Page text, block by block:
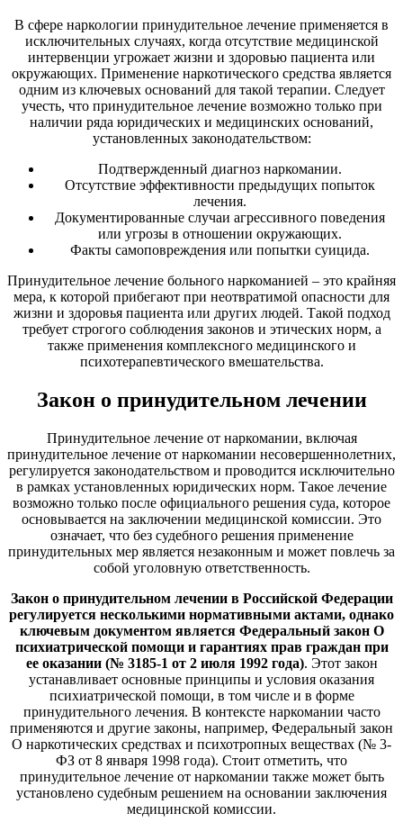
В сфере наркологии принудительное лечение применяется в
исключительных случаях, когда отсутствие медицинской
интервенции угрожает жизни и здоровью пациента или
окружающих. Применение наркотического средства является
одним из ключевых оснований для такой терапии. Следует
учесть, что принудительное лечение возможно только при
наличии ряда юридических и медицинских оснований,
установленных законодательством:
Подтвержденный диагноз наркомании.
Отсутствие эффективности предыдущих попыток
лечения.
Документированные случаи агрессивного поведения
или угрозы в отношении окружающих.
Факты самоповреждения или попытки суицида.
Принудительное лечение больного наркоманией – это крайняя
мера, к которой прибегают при неотвратимой опасности для
жизни и здоровья пациента или других людей. Такой подход
требует строгого соблюдения законов и этических норм, а
также применения комплексного медицинского и
психотерапевтического вмешательства.
Закон о принудительном лечении
Принудительное лечение от наркомании, включая
принудительное лечение от наркомании несовершеннолетних,
регулируется законодательством и проводится исключительно
в рамках установленных юридических норм. Такое лечение
возможно только после официального решения суда, которое
основывается на заключении медицинской комиссии. Это
означает, что без судебного решения применение
принудительных мер является незаконным и может повлечь за
собой уголовную ответственность.
Закон о принудительном лечении в Российской Федерации
регулируется несколькими нормативными актами, однако
ключевым документом является Федеральный закон О
психиатрической помощи и гарантиях прав граждан при
ее оказании (№ 3185-1 от 2 июля 1992 года). Этот закон
устанавливает основные принципы и условия оказания
психиатрической помощи, в том числе и в форме
принудительного лечения. В контексте наркомании часто
применяются и другие законы, например, Федеральный закон
О наркотических средствах и психотропных веществах (№ 3-
ФЗ от 8 января 1998 года). Стоит отметить, что
принудительное лечение от наркомании также может быть
установлено судебным решением на основании заключения
медицинской комиссии.